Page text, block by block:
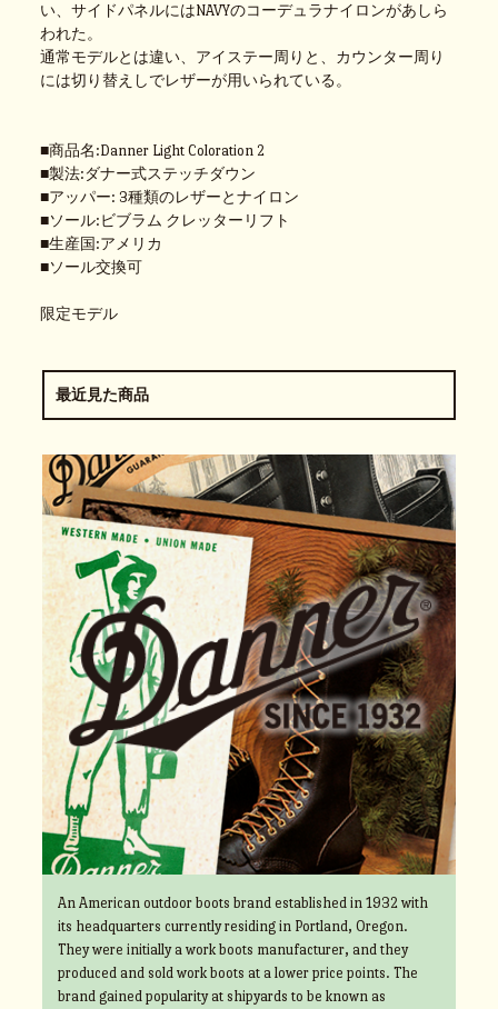
い、サイドパネルにはNAVYのコーデュラナイロンがあしら
われた。
通常モデルとは違い、アイステー周りと、カウンター周り
には切り替えしでレザーが用いられている。
■商品名:Danner Light Coloration 2
■製法:ダナー式ステッチダウン
■アッパー: 3種類のレザーとナイロン
■ソール:ビブラム クレッターリフト
■生産国:アメリカ
■ソール交換可
限定モデル
最近見た商品
An American outdoor boots brand established in 1932 with
its headquarters currently residing in Portland, Oregon.
They were initially a work boots manufacturer, and they
produced and sold work boots at a lower price points. The
brand gained popularity at shipyards to be known as